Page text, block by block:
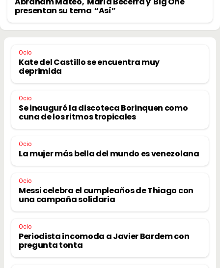
presentan su tema “Así”
Ocio
Kate del Castillo se encuentra muy
deprimida
Ocio
Se inauguró la discoteca Borinquen como
cuna de los ritmos tropicales
Ocio
La mujer más bella del mundo es venezolana
Ocio
Messi celebra el cumpleaños de Thiago con
una campaña solidaria
Ocio
Periodista incomoda a Javier Bardem con
pregunta tonta